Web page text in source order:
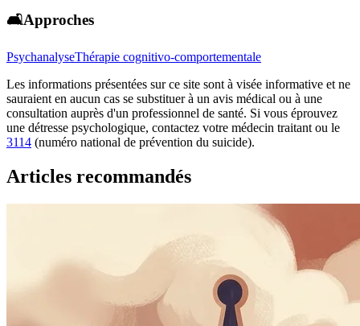
🛋️Approches
PsychanalyseThérapie cognitivo-comportementale
Les informations présentées sur ce site sont à visée informative et ne
sauraient en aucun cas se substituer à un avis médical ou à une
consultation auprès d'un professionnel de santé. Si vous éprouvez
une détresse psychologique, contactez votre médecin traitant ou le
3114 (numéro national de prévention du suicide).
Articles recommandés